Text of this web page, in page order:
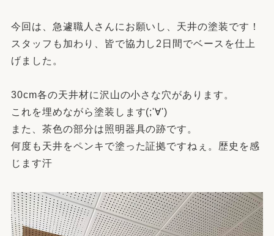
今回は、急遽職人さんにお願いし、天井の塗装です！
スタッフも加わり、皆で協力し2日間でベースを仕上
げました。
30cm各の天井材に沢山の小さな穴があります。
これを埋めながら塗装します(;'∀')
また、茶色の部分は照明器具の跡です。
何度も天井をペンキで塗った証拠ですねぇ。歴史を感
じます汗